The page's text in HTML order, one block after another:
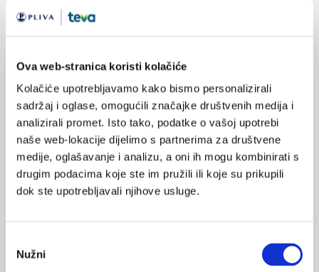
Ova web-stranica koristi kolačiće
Kolačiće upotrebljavamo kako bismo personalizirali
sadržaj i oglase, omogućili značajke društvenih medija i
analizirali promet. Isto tako, podatke o vašoj upotrebi
naše web-lokacije dijelimo s partnerima za društvene
medije, oglašavanje i analizu, a oni ih mogu kombinirati s
drugim podacima koje ste im pružili ili koje su prikupili
dok ste upotrebljavali njihove usluge.
pristanka
Nužni
prezentiranoj na godišnjem sastanku Američkog društva za
kliničku onkologiju, koji je krajem mjeseca održan u Chicagu.
Svjetski dan alkoholizma
Svjetski dan borbe protiv alkoholizma i Dan klubova liječenih
alkoholičara u Republici Hrvatskoj obilježava se 1. travnja već
nekoliko desetljeća, s ciljem podizanja svijesti o štetnosti